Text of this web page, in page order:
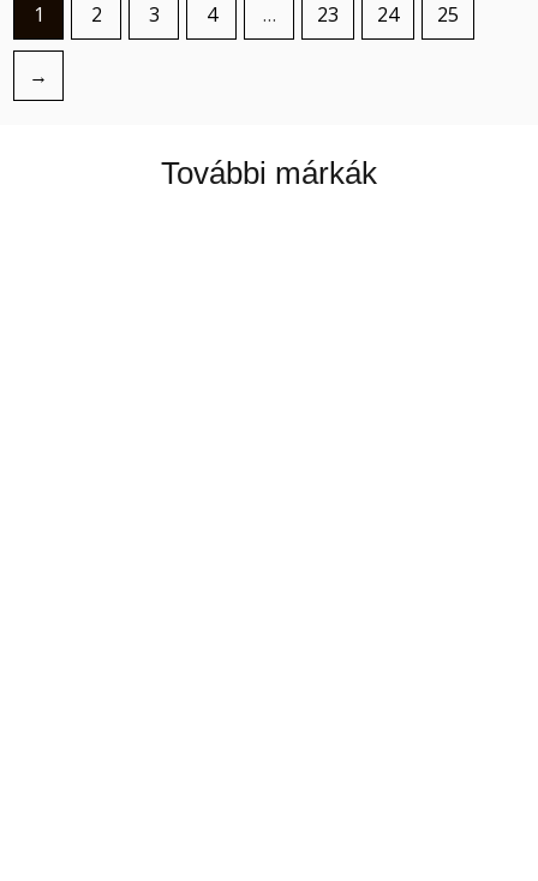
1 2 3 4 … 23 24 25
→
További márkák